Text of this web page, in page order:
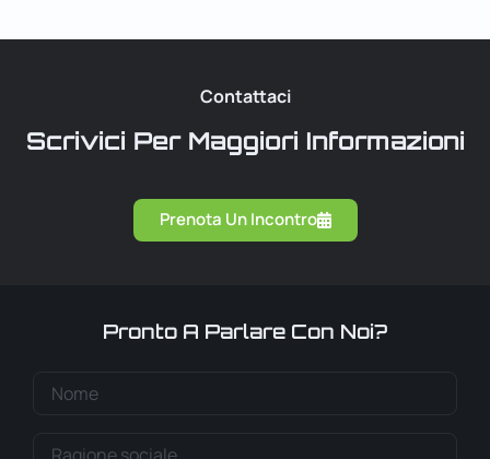
Contattaci
Scrivici Per Maggiori Informazioni
Prenota Un Incontro
Pronto A Parlare Con Noi?